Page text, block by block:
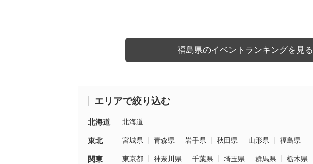
福島県のイベントランキングを見る
エリアで絞り込む
北海道 北海道
東北 宮城県 青森県 岩手県 秋田県 山形県 福島県
関東 東京都 神奈川県 千葉県 埼玉県 群馬県 栃木県